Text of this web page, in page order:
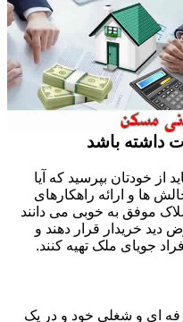
داشته باشد
از خودتان بپرسید که آیا
ها و ارائه راهکارهای
موفق به خوبی می دانند
خریدار قرار دهند و
جویای ملک تهیه کنند.
ای و شغلی خود و در یک